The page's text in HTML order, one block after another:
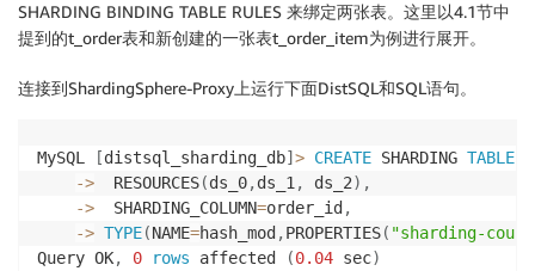
SHARDING BINDING TABLE RULES 来绑定两张表。这里以4.1节中
提到的t_order表和新创建的一张表t_order_item为例进行展开。
连接到ShardingSphere-Proxy上运行下面DistSQL和SQL语句。
MySQL [distsql_sharding_db] > CREATE SHARDING TABLE
->
  RESOURCES
(ds_0,ds_1, ds_2) ,
->
  SHARDING_COLUMN
=order_id ,
-> TYPE(NAME=hash_mod ,PROPERTIES( "sharding-
Query OK, 0 rows affected (0.04 sec)